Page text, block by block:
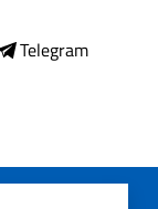
Telegram